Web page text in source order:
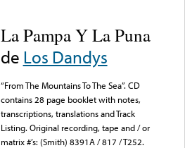
La Pampa Y La Puna
de Los Dandys
“From The Mountains To The Sea”. CD
contains 28 page booklet with notes,
transcriptions, translations and Track
Listing. Original recording, tape and / or
matrix #’s: (Smith) 8391A / 817 / T252.